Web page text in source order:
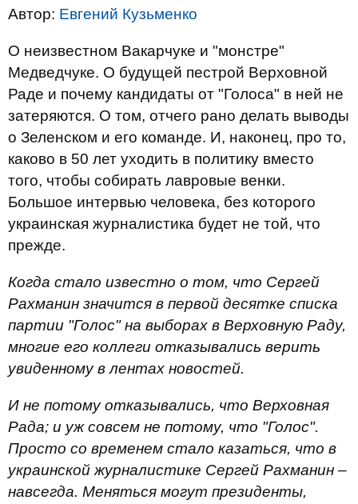
Автор: Евгений Кузьменко
О неизвестном Вакарчуке и "монстре"
Медведчуке. О будущей пестрой Верховной
Раде и почему кандидаты от "Голоса" в ней не
затеряются. О том, отчего рано делать выводы
о Зеленском и его команде. И, наконец, про то,
каково в 50 лет уходить в политику вместо
того, чтобы собирать лавровые венки.
Большое интервью человека, без которого
украинская журналистика будет не той, что
прежде.
Когда стало известно о том, что Сергей
Рахманин значится в первой десятке списка
партии "Голос" на выборах в Верховную Раду,
многие его коллеги отказывались верить
увиденному в лентах новостей.
И не потому отказывались, что Верховная
Рада; и уж совсем не потому, что "Голос".
Просто со временем стало казаться, что в
украинской журналистике Сергей Рахманин –
навсегда. Меняться могут президенты,